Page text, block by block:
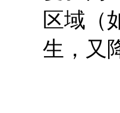
区域（
生，又